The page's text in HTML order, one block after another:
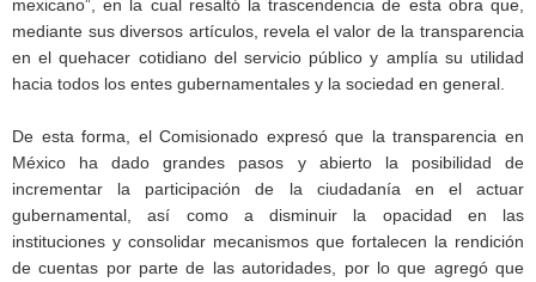
mexicano”, en la cual resaltó la trascendencia de esta obra que,
mediante sus diversos artículos, revela el valor de la transparencia
en el quehacer cotidiano del servicio público y amplía su utilidad
hacia todos los entes gubernamentales y la sociedad en general.
De esta forma, el Comisionado expresó que la transparencia en
México ha dado grandes pasos y abierto la posibilidad de
incrementar la participación de la ciudadanía en el actuar
gubernamental, así como a disminuir la opacidad en las
instituciones y consolidar mecanismos que fortalecen la rendición
de cuentas por parte de las autoridades, por lo que agregó que